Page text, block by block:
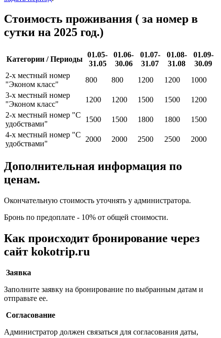
Стоимость проживания ( за номер в
сутки на 2025 год.)
Категории / Периоды
01.05-
31.05
01.06-
30.06
01.07-
31.07
01.08-
31.08
01.09-
30.09
2-х местный номер
"Эконом класс"
800 800 1200 1200
1000
3-х местный номер
"Эконом класс"
1200 1200 1500 1500
1200
2-х местный номер "С
удобствами"
1500 1500 1800 1800
1500
4-х местный номер "С
удобствами"
2000 2000 2500 2500 2000
Дополнительная информация по
ценам.
Окончательную стоимость уточнять у администратора.
Бронь по предоплате - 10% от общей стоимости.
Как происходит бронирование через
сайт kokotrip.ru
Заявка
Заполните заявку на бронирование по выбранным датам и
отправьте ее.
Согласование
Администратор должен связаться для согласования даты,